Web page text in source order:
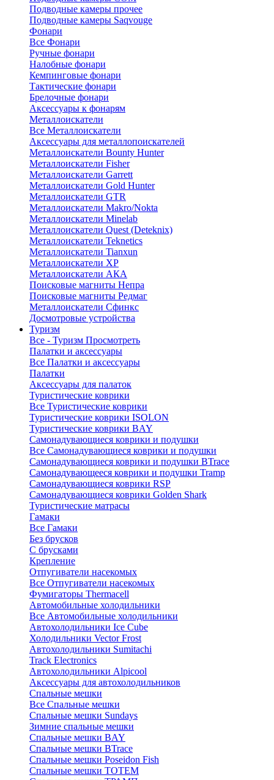
Подводные камеры прочее
Подводные камеры Saqvouge
Фонари
Все Фонари
Ручные фонари
Налобные фонари
Кемпинговые фонари
Тактические фонари
Брелочные фонари
Аксессуары к фонарям
Металлоискатели
Все Металлоискатели
Аксессуары для металлопоискателей
Металлоискатели Bounty Hunter
Металлоискатели Fisher
Металлоискатели Garrett
Металлоискатели Gold Hunter
Металлоискатели GTR
Металлоискатели Makro/Nokta
Металлоискатели Minelab
Металлоискатели Quest (Deteknix)
Металлоискатели Teknetics
Металлоискатели Tianxun
Металлоискатели XP
Металлоискатели АКА
Поисковые магниты Непра
Поисковые магниты Редмаг
Металлоискатели Сфинкс
Досмотровые устройства
Туризм
Все - Туризм Просмотреть
Палатки и аксессуары
Все Палатки и аксессуары
Палатки
Аксессуары для палаток
Туристические коврики
Все Туристические коврики
Туристические коврики ISOLON
Туристические коврики BAY
Самонадувающиеся коврики и подушки
Все Самонадувающиеся коврики и подушки
Самонадувающиеся коврики и подушки BTrace
Самонадувающееся коврики и подушки Tramp
Самонадувающиеся коврики RSP
Самонадувающиеся коврики Golden Shark
Туристические матрасы
Гамаки
Все Гамаки
Без брусков
С брусками
Крепление
Отпугиватели насекомых
Все Отпугиватели насекомых
Фумигаторы Thermacell
Автомобильные холодильники
Все Автомобильные холодильники
Автохолодильники Ice Cube
Холодильники Vector Frost
Автохолодильники Sumitachi
Track Electronics
Автохолодильники Alpicool
Аксессуары для автохолодильников
Спальные мешки
Все Спальные мешки
Спальные мешки Sundays
Зимние спальные мешки
Спальные мешки BAY
Спальные мешки BTrace
Спальные мешки Poseidon Fish
Спальные мешки ТОТЕМ